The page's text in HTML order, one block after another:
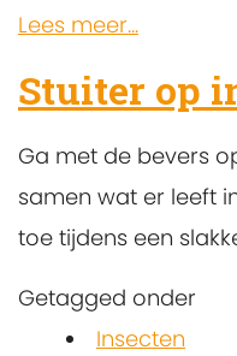
Lees meer...
Stuiter op
Ga met de bevers
samen wat er leeft
toe tijdens een
Getagged onder
Insecten